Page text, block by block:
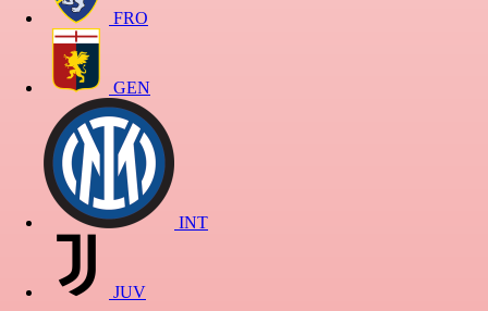
FRO
GEN
INT
JUV